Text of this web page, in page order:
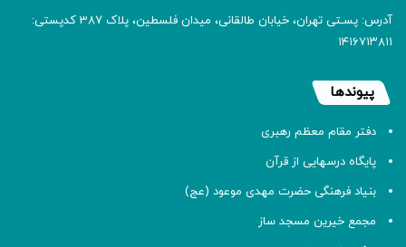
آدرس: پسـتی تهران، خیابان طالقانی، میدان فلسطین، پلاک 387 کدپستی:
۱۴۱۶۷۱۳۸۱۱
پیوندها
دفتر مقام معظم رهبری
پایگاه درسهایی از قرآن
بنیاد فرهنگی حضرت مهدی موعود (عج)
مجمع خیرین مسجد ساز